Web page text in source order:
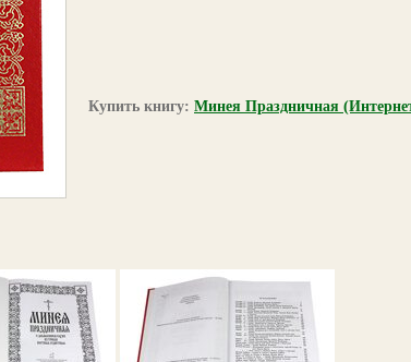
Купить книгу: Минея Праздничная